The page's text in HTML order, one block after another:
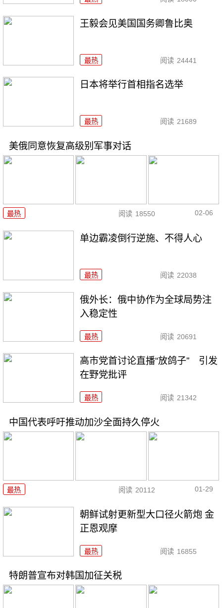
王毅会见美国国务卿鲁比奥
最热 阅读 24441
日本将举行首相指名选举
最热 阅读 21689
美俄同意恢复高级别军事对话
最热 阅读 18550 02-06
单边霸凌倒行逆施、不得人心
最热 阅读 22038
俄外长：俄中协作为全球局势注
入稳定性
最热 阅读 20691
高市党首讨论直播“放鸽子” 引发
在野党批评
最热 阅读 21342
中国代表呼吁推动加沙全面持久停火
最热 阅读 20112 01-29
朝鲜试射更新型大口径火箭炮 金
正恩观摩
最热 阅读 16855
特朗普宣布对韩国加征关税